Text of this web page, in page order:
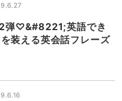
弾♡&#8221;英語でき
装える英会話フレーズ